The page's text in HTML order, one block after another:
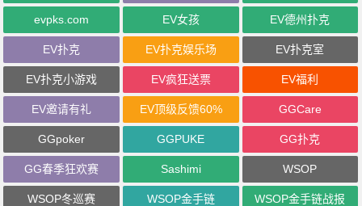
evpks.com EV女孩 EV德州扑克
EV扑克 EV扑克娱乐场 EV扑克室
EV扑克小游戏 EV疯狂送票 EV福利
EV邀请有礼 EV顶级反馈60% GGCare
GGpoker GGPUKE GG扑克
GG春季狂欢赛 Sashimi WSOP
WSOP冬巡赛 WSOP金手链 WSOP金手链战报